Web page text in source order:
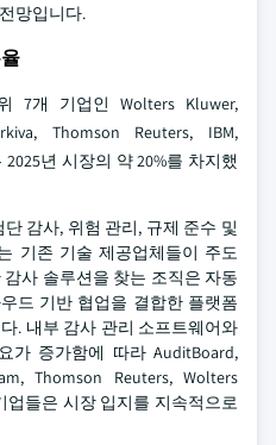
망입니다.
7개 기업인 Wolters Kluwer,
Thomson Reuters, IBM,
년 시장의 약 20%를 차지했
감사, 위험 관리, 규제 준수 및
기존 기술 제공업체들이 주도
사 솔루션을 찾는 조직은 자동
드 기반 협업을 결합한 플랫폼
. 내부 감사 관리 소프트웨어와
가 증가함에 따라 AuditBoard,
Thomson Reuters, Wolters
업들은 시장 입지를 지속적으로